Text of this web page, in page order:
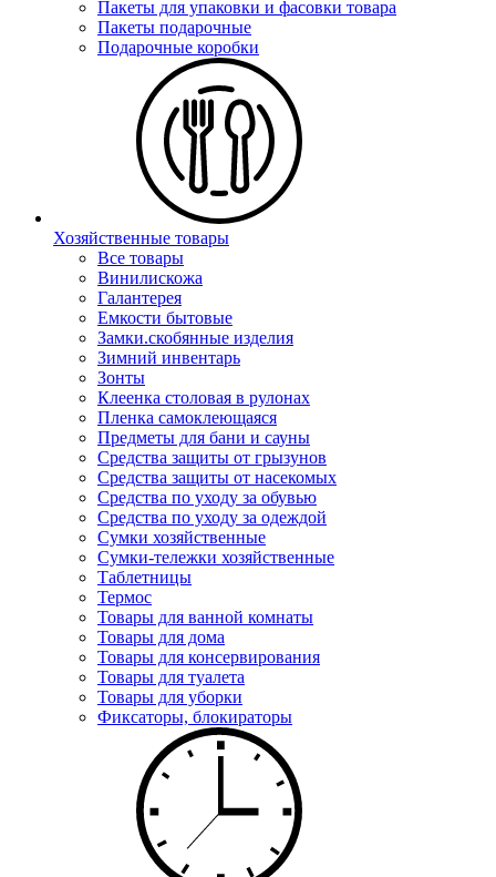
Пакеты для упаковки и фасовки товара
Пакеты подарочные
Подарочные коробки
Хозяйственные товары
Все товары
Винилискожа
Галантерея
Емкости бытовые
Замки.скобянные изделия
Зимний инвентарь
Зонты
Клеенка столовая в рулонах
Пленка самоклеющаяся
Предметы для бани и сауны
Средства защиты от грызунов
Средства защиты от насекомых
Средства по уходу за обувью
Средства по уходу за одеждой
Сумки хозяйственные
Сумки-тележки хозяйственные
Таблетницы
Термос
Товары для ванной комнаты
Товары для дома
Товары для консервирования
Товары для туалета
Товары для уборки
Фиксаторы, блокираторы